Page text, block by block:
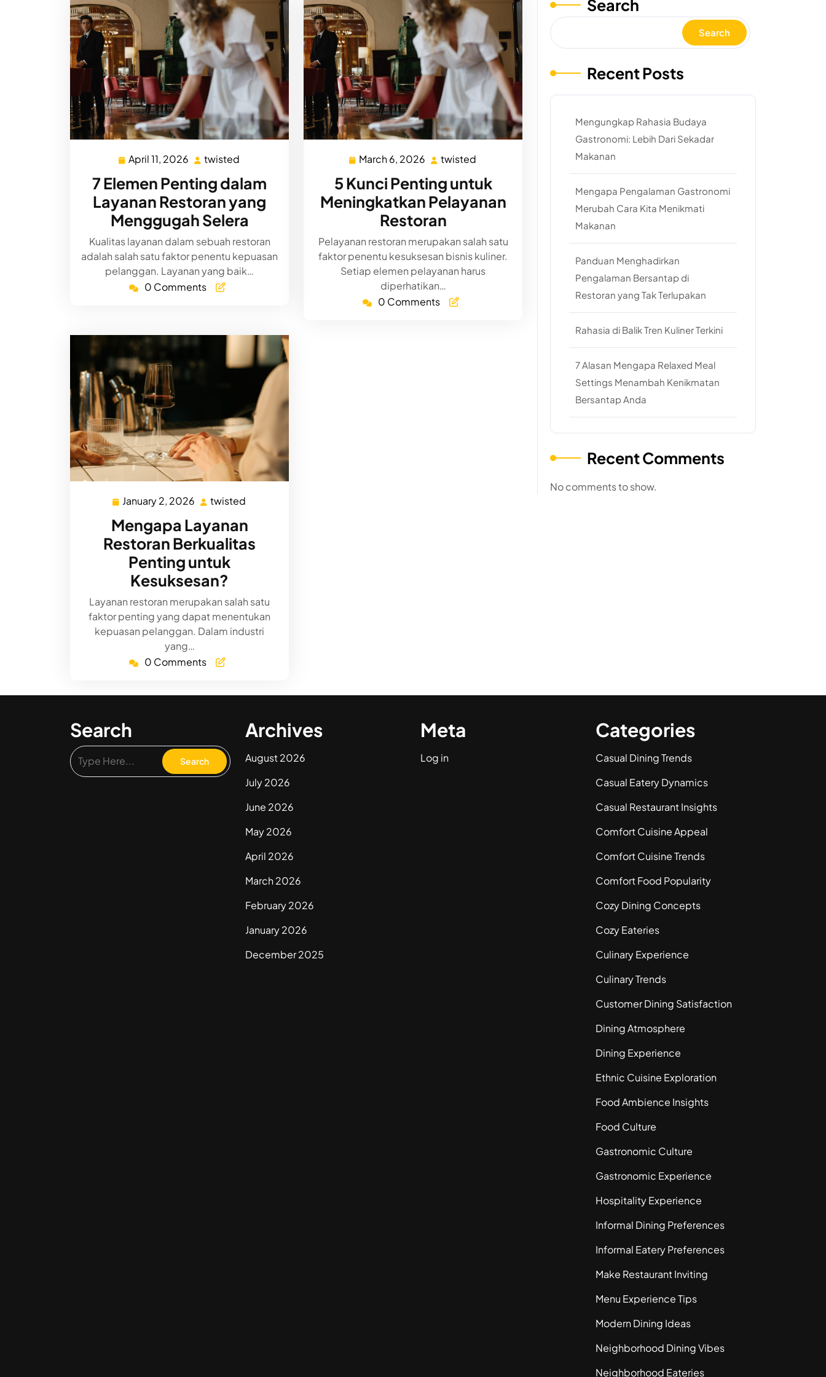
April 11, 2026 April
11,
2026
twisted
7 Elemen Penting dalam
Layanan Restoran yang
Menggugah Selera
Kualitas layanan dalam sebuah restoran
adalah salah satu faktor penentu kepuasan
pelanggan. Layanan yang baik…
0 Comments
March 6, 2026 March
6,
2026
twisted
5 Kunci Penting untuk
Meningkatkan Pelayanan
Restoran
Pelayanan restoran merupakan salah satu
faktor penentu kesuksesan bisnis kuliner.
Setiap elemen pelayanan harus
diperhatikan…
0 Comments
January 2, 2026 January
2026
twisted
Mengapa Layanan
Restoran Berkualitas
Penting untuk
Kesuksesan?
Layanan restoran merupakan salah satu
faktor penting yang dapat menentukan
kepuasan pelanggan. Dalam industri
yang…
0 Comments
Search
Search
Recent Posts
Mengungkap Rahasia Budaya
Gastronomi: Lebih Dari Sekadar
Makanan
Mengapa Pengalaman Gastronomi
Merubah Cara Kita Menikmati
Makanan
Panduan Menghadirkan
Pengalaman Bersantap di
Restoran yang Tak Terlupakan
Rahasia di Balik Tren Kuliner Terkini
7 Alasan Mengapa Relaxed Meal
Settings Menambah Kenikmatan
Bersantap Anda
Recent Comments
No comments to show.
Search Archives
August 2026
July 2026
June 2026
May 2026
April 2026
March 2026
February 2026
January 2026
December 2025
Meta
Log in
Categories
Casual Dining Trends
Casual Eatery Dynamics
Casual Restaurant Insights
Comfort Cuisine Appeal
Comfort Cuisine Trends
Comfort Food Popularity
Cozy Dining Concepts
Cozy Eateries
Culinary Experience
Culinary Trends
Customer Dining Satisfaction
Dining Atmosphere
Dining Experience
Ethnic Cuisine Exploration
Food Ambience Insights
Food Culture
Gastronomic Culture
Gastronomic Experience
Hospitality Experience
Informal Dining Preferences
Informal Eatery Preferences
Make Restaurant Inviting
Menu Experience Tips
Modern Dining Ideas
Neighborhood Dining Vibes
Neighborhood Eateries